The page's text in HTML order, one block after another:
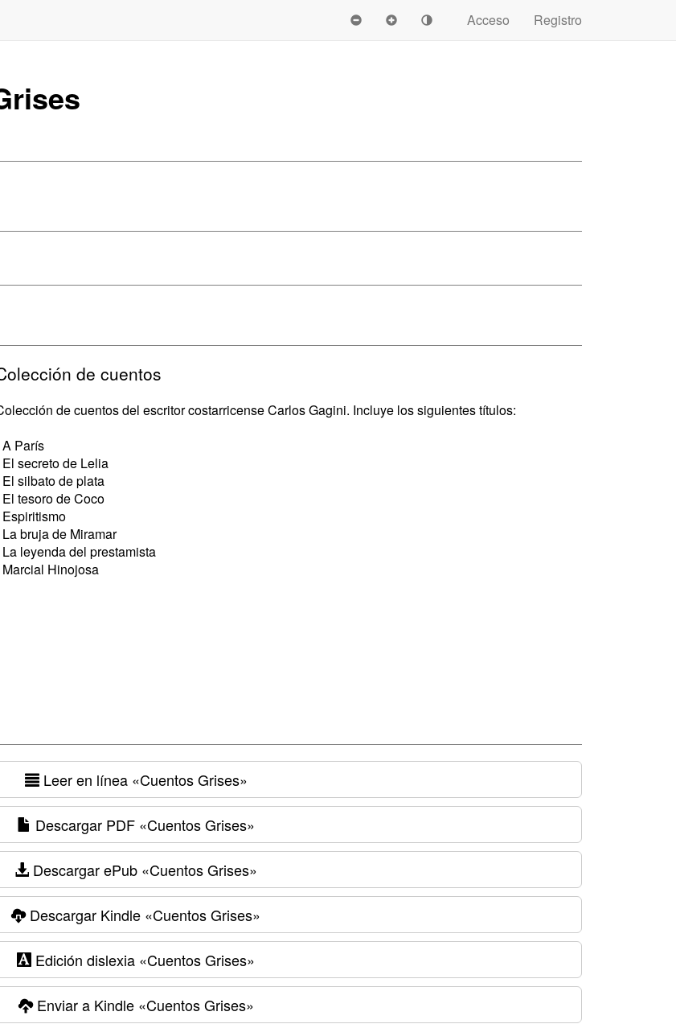
Acceso
Registro
de cuentos
de cuentos del escritor costarricense Carlos Gagini. Incluye los siguientes títulos:
París
secreto de Lelia
silbato de plata
tesoro de Coco
bruja de Miramar
leyenda del prestamista
Marcial Hinojosa
Leer en línea«Cuentos Grises»
Descargar PDF «Cuentos Grises»
Descargar ePub «Cuentos Grises»
Descargar Kindle «Cuentos Grises»
Edición dislexia «Cuentos Grises»
Enviar a Kindle«Cuentos Grises»